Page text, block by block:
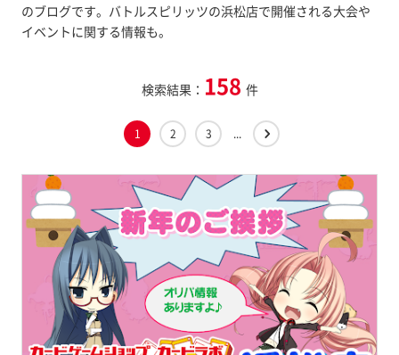
のブログです。バトルスピリッツの浜松店で開催される大会や
イベントに関する情報も。
検索結果： 158 件
1 2 3 ...